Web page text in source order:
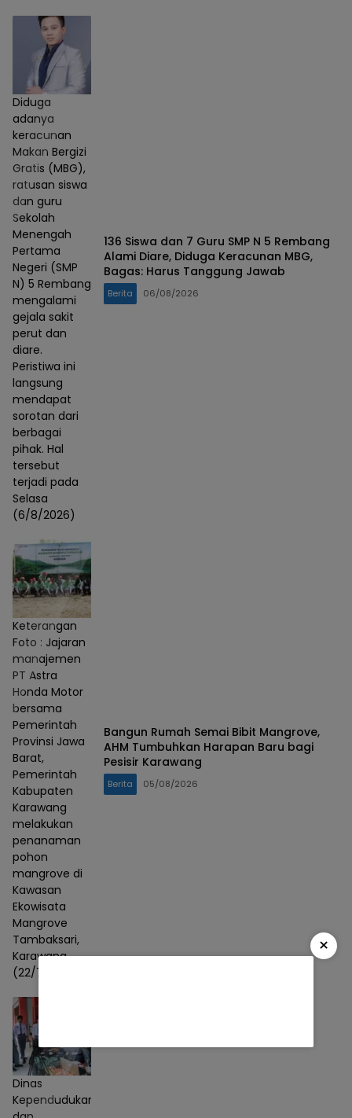
Diduga
adanya
keracunan
Makan Bergizi
Gratis (MBG),
ratusan siswa
dan guru
Sekolah
Menengah
Pertama
Negeri (SMP
N) 5 Rembang
mengalami
gejala sakit
perut dan
diare.
Peristiwa ini
langsung
mendapat
sorotan dari
berbagai
pihak. Hal
tersebut
terjadi pada
Selasa
(6/8/2026)
136 Siswa dan 7 Guru SMP N 5 Rembang
Alami Diare, Diduga Keracunan MBG,
Bagas: Harus Tanggung Jawab
Berita 06/08/2026
Keterangan
Foto : Jajaran
manajemen
PT Astra
Honda Motor
bersama
Pemerintah
Provinsi Jawa
Barat,
Pemerintah
Kabupaten
Karawang
melakukan
penanaman
pohon
mangrove di
Kawasan
Ekowisata
Mangrove
Tambaksari,
Karawang
(22/7)
Bangun Rumah Semai Bibit Mangrove,
AHM Tumbuhkan Harapan Baru bagi
Pesisir Karawang
Berita 05/08/2026
Dinas
Kependudukan
×